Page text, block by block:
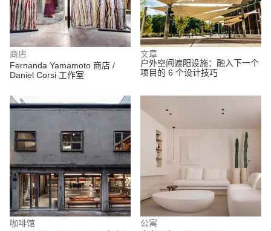
商店
Fernanda Yamamoto 商店 /
Daniel Corsi 工作室
文章
户外空间遮阳设施：融入下一个
项目的 6 个设计技巧
咖啡馆
公寓